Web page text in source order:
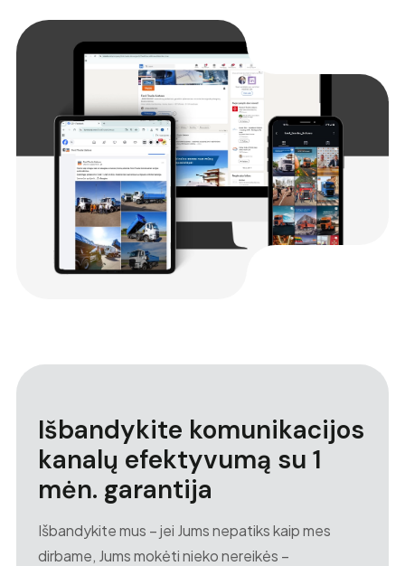
Išbandykite komunikacijos
kanalų efektyvumą su 1
mėn. garantija
Išbandykite mus – jei Jums nepatiks kaip mes
dirbame, Jums mokėti nieko nereikės –